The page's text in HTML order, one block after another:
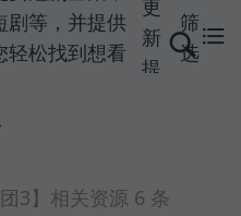
剧等，并提供
轻松找到想看
更
新
提
提
筛
选
3】相关资源 6 条